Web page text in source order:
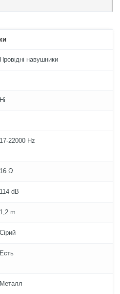
Провідні навушники
Ні
17-22000 Hz
16 Ω
114 dB
1,2 m
Сірий
Есть
Металл